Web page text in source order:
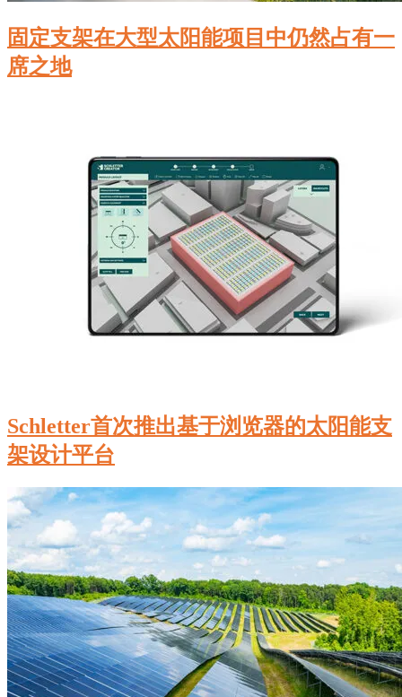
固定支架在大型太阳能项目中仍然占有一
席之地
Schletter首次推出基于浏览器的太阳能支
架设计平台